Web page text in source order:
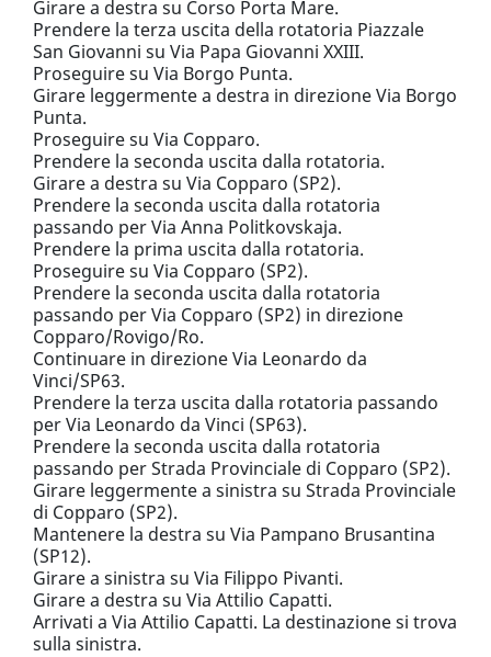
Girare a destra su Corso Porta Mare.
Prendere la terza uscita della rotatoria Piazzale
San Giovanni su Via Papa Giovanni XXIII.
Proseguire su Via Borgo Punta.
Girare leggermente a destra in direzione Via Borgo
Punta.
Proseguire su Via Copparo.
Prendere la seconda uscita dalla rotatoria.
Girare a destra su Via Copparo (SP2).
Prendere la seconda uscita dalla rotatoria
passando per Via Anna Politkovskaja.
Prendere la prima uscita dalla rotatoria.
Proseguire su Via Copparo (SP2).
Prendere la seconda uscita dalla rotatoria
passando per Via Copparo (SP2) in direzione
Copparo/Rovigo/Ro.
Continuare in direzione Via Leonardo da
Vinci/SP63.
Prendere la terza uscita dalla rotatoria passando
per Via Leonardo da Vinci (SP63).
Prendere la seconda uscita dalla rotatoria
passando per Strada Provinciale di Copparo (SP2).
Girare leggermente a sinistra su Strada Provinciale
di Copparo (SP2).
Mantenere la destra su Via Pampano Brusantina
(SP12).
Girare a sinistra su Via Filippo Pivanti.
Girare a destra su Via Attilio Capatti.
Arrivati a Via Attilio Capatti. La destinazione si trova
sulla sinistra.